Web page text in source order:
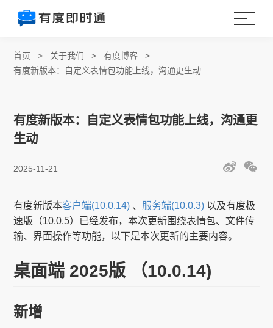
首页 > 关于我们 >有度博客 >
有度新版本：自定义表情包功能上线，沟通更生动
有度新版本：自定义表情包功能上线，沟通更
生动
2025-11-21
有度新版本客户端(10.0.14) 、 服务端(10.0.3) 以及有度极
速版（10.0.5）已经发布，本次更新围绕表情包、文件传
输、界面操作等功能，以下是本次更新的主要内容。
桌面端 2025版 （10.0.14)
新增